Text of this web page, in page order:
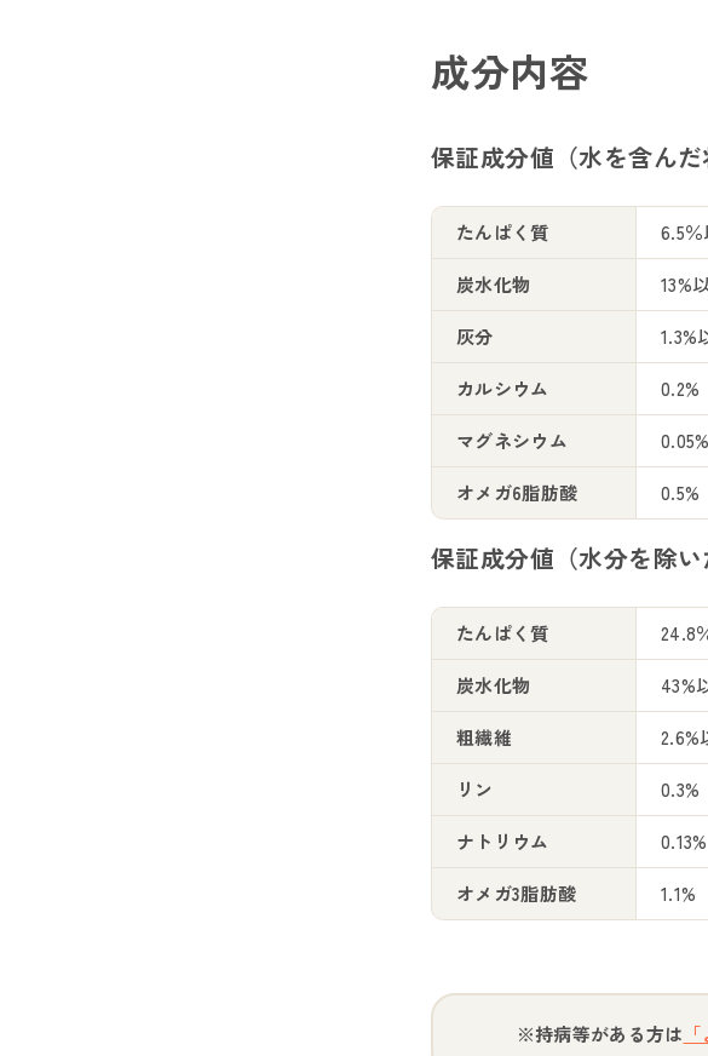
成分内容
保証成分値（水を含んだ
たんぱく質 6.5
炭水化物 13%
灰分 1.3%
カルシウム 0.2%
マグネシウム 0.05%
オメガ6脂肪酸 0.5%
保証成分値（水分を除い
たんぱく質 24.8
炭水化物 43%
粗繊維 2.6%
リン 0.3%
ナトリウム 0.13%
オメガ3脂肪酸 1.1%
※持病等がある方は